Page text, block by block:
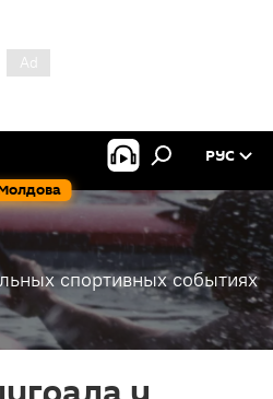
РУС
спортивных событиях